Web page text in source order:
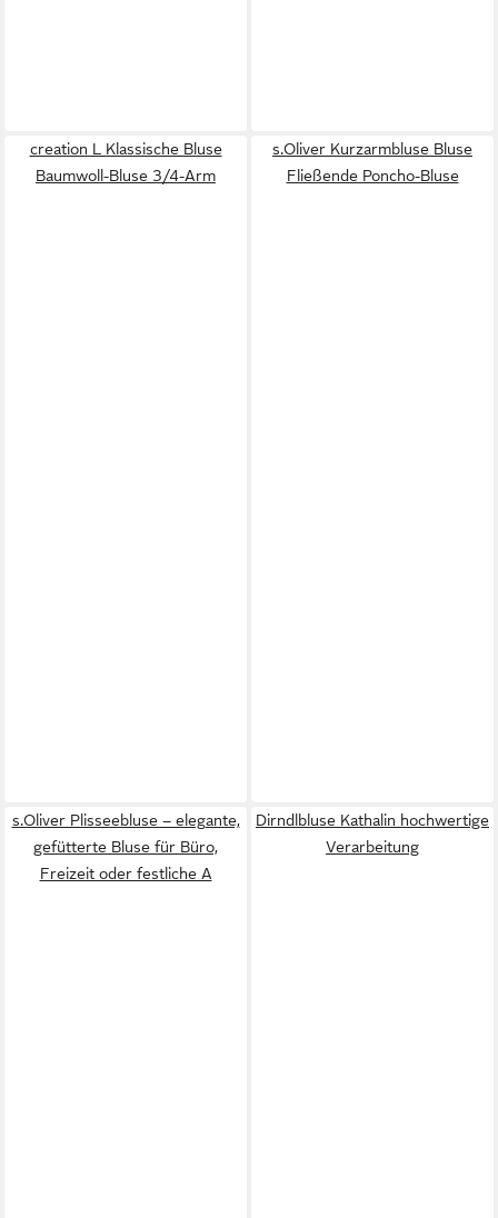
creation L Klassische Bluse
Baumwoll-Bluse 3/4-Arm
s.Oliver Kurzarmbluse Bluse
Fließende Poncho-Bluse
s.Oliver Plisseebluse – elegante,
gefütterte Bluse für Büro,
Freizeit oder festliche A
Dirndlbluse Kathalin hochwertige
Verarbeitung